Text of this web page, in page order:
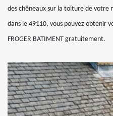
des chêneaux sur la toiture de votre
dans le 49110, vous pouvez obtenir
FROGER BATIMENT gratuitement.